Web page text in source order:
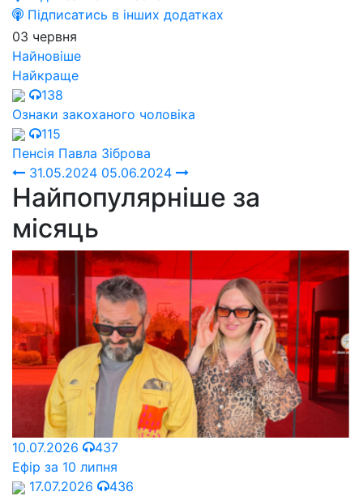
Підписатись в інших додатках
03 червня
Найновіше
Найкраще
138
Ознаки закоханого чоловіка
115
Пенсія Павла Зіброва
31.05.2024 05.06.2024
Найпопулярніше за
місяць
10.07.2026
437
Ефір за 10 липня
17.07.2026
436